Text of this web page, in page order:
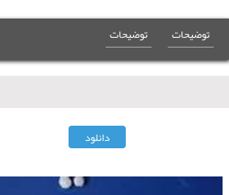
توضیحات توضیحات
دانلود